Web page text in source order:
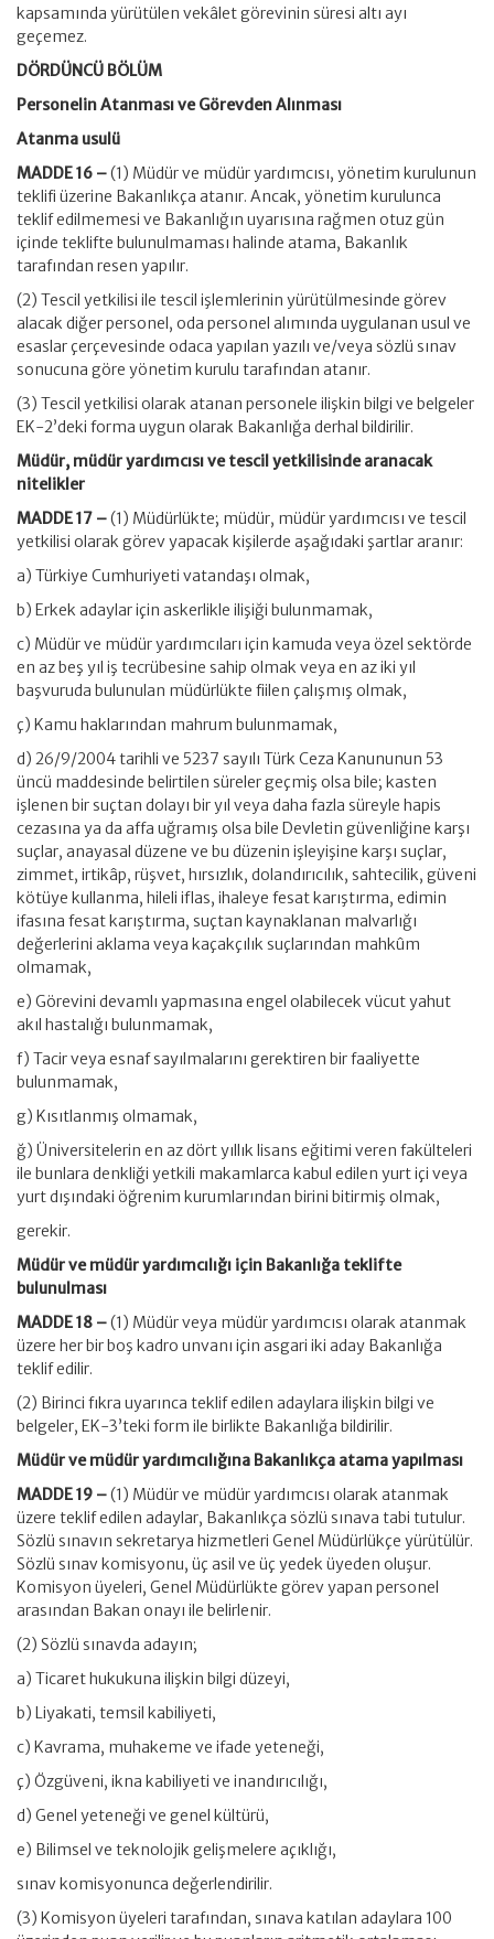
kapsamında yürütülen vekâlet görevinin süresi altı ayı
geçemez.
DÖRDÜNCÜ BÖLÜM
Personelin Atanması ve Görevden Alınması
Atanma usulü
MADDE 16 –(1) Müdür ve müdür yardımcısı, yönetim kurulunun
teklifi üzerine Bakanlıkça atanır. Ancak, yönetim kurulunca
teklif edilmemesi ve Bakanlığın uyarısına rağmen otuz gün
içinde teklifte bulunulmaması halinde atama, Bakanlık
tarafından resen yapılır.
(2) Tescil yetkilisi ile tescil işlemlerinin yürütülmesinde görev
alacak diğer personel, oda personel alımında uygulanan usul ve
esaslar çerçevesinde odaca yapılan yazılı ve/veya sözlü sınav
sonucuna göre yönetim kurulu tarafından atanır.
(3) Tescil yetkilisi olarak atanan personele ilişkin bilgi ve belgeler
EK-2’deki forma uygun olarak Bakanlığa derhal bildirilir.
Müdür, müdür yardımcısı ve tescil yetkilisinde aranacak
nitelikler
MADDE 17 –(1) Müdürlükte; müdür, müdür yardımcısı ve tescil
yetkilisi olarak görev yapacak kişilerde aşağıdaki şartlar aranır:
a) Türkiye Cumhuriyeti vatandaşı olmak,
b) Erkek adaylar için askerlikle ilişiği bulunmamak,
c) Müdür ve müdür yardımcıları için kamuda veya özel sektörde
en az beş yıl iş tecrübesine sahip olmak veya en az iki yıl
başvuruda bulunulan müdürlükte fiilen çalışmış olmak,
ç) Kamu haklarından mahrum bulunmamak,
d) 26/9/2004 tarihli ve 5237 sayılı Türk Ceza Kanununun 53
üncü maddesinde belirtilen süreler geçmiş olsa bile; kasten
işlenen bir suçtan dolayı bir yıl veya daha fazla süreyle hapis
cezasına ya da affa uğramış olsa bile Devletin güvenliğine karşı
suçlar, anayasal düzene ve bu düzenin işleyişine karşı suçlar,
zimmet, irtikâp, rüşvet, hırsızlık, dolandırıcılık, sahtecilik, güveni
kötüye kullanma, hileli iflas, ihaleye fesat karıştırma, edimin
ifasına fesat karıştırma, suçtan kaynaklanan malvarlığı
değerlerini aklama veya kaçakçılık suçlarından mahkûm
olmamak,
e) Görevini devamlı yapmasına engel olabilecek vücut yahut
akıl hastalığı bulunmamak,
f) Tacir veya esnaf sayılmalarını gerektiren bir faaliyette
bulunmamak,
g) Kısıtlanmış olmamak,
ğ) Üniversitelerin en az dört yıllık lisans eğitimi veren fakülteleri
ile bunlara denkliği yetkili makamlarca kabul edilen yurt içi veya
yurt dışındaki öğrenim kurumlarından birini bitirmiş olmak,
gerekir.
Müdür ve müdür yardımcılığı için Bakanlığa teklifte
bulunulması
MADDE 18 –(1) Müdür veya müdür yardımcısı olarak atanmak
üzere her bir boş kadro unvanı için asgari iki aday Bakanlığa
teklif edilir.
(2) Birinci fıkra uyarınca teklif edilen adaylara ilişkin bilgi ve
belgeler, EK-3’teki form ile birlikte Bakanlığa bildirilir.
Müdür ve müdür yardımcılığına Bakanlıkça atama yapılması
MADDE 19 –(1) Müdür ve müdür yardımcısı olarak atanmak
üzere teklif edilen adaylar, Bakanlıkça sözlü sınava tabi tutulur.
Sözlü sınavın sekretarya hizmetleri Genel Müdürlükçe yürütülür.
Sözlü sınav komisyonu, üç asil ve üç yedek üyeden oluşur.
Komisyon üyeleri, Genel Müdürlükte görev yapan personel
arasından Bakan onayı ile belirlenir.
(2) Sözlü sınavda adayın;
a) Ticaret hukukuna ilişkin bilgi düzeyi,
b) Liyakati, temsil kabiliyeti,
c) Kavrama, muhakeme ve ifade yeteneği,
ç) Özgüveni, ikna kabiliyeti ve inandırıcılığı,
d) Genel yeteneği ve genel kültürü,
e) Bilimsel ve teknolojik gelişmelere açıklığı,
sınav komisyonunca değerlendirilir.
(3) Komisyon üyeleri tarafından, sınava katılan adaylara 100